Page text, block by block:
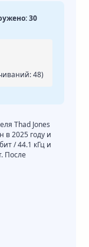
30
48)
Thad Jones
в 2025 году и
/ 44.1 кГц и
После